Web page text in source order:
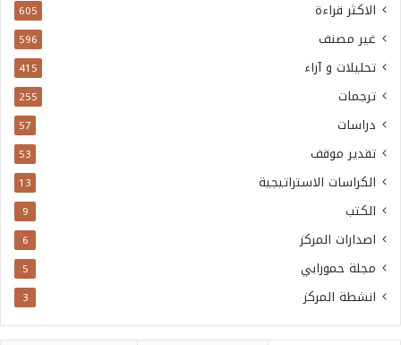
الاكثر قراءة 605
غير مصنف 596
تحليلات و آراء 415
ترجمات 255
دراسات 57
تقدير موقف 53
الكراسات الاستراتيجية 13
الكتب 9
اصدارات المركز 6
مجلة حمورابي 5
انشطة المركز 3